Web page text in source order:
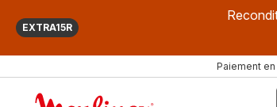
EXTRA15R
Paiement